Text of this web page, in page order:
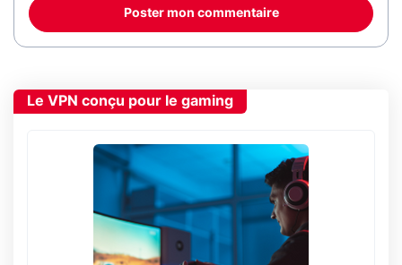
Poster mon commentaire
Le VPN conçu pour le gaming